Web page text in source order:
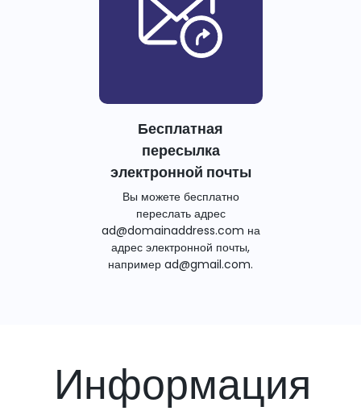
Бесплатная
пересылка
электронной почты
Вы можете бесплатно
переслать адрес
ad@domainaddress.com на
адрес электронной почты,
например ad@gmail.com.
Информация